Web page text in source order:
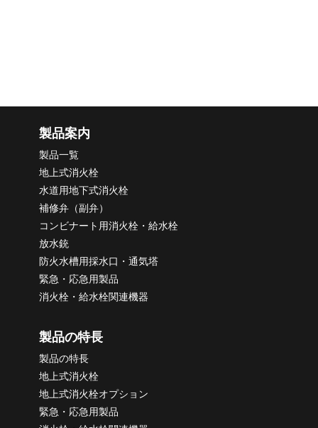
製品案内
製品一覧
地上式消火栓
水道用地下式消火栓
補修弁（副弁）
コンビナート用消火栓・給水栓
放水銃
防火水槽用採水口・通気塔
緊急・応急用製品
消火栓・給水栓関連機器
製品の特長
製品の特長
地上式消火栓
地上式消火栓オプション
緊急・応急用製品